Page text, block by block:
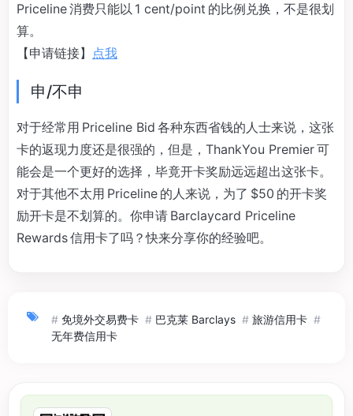
Priceline 消费只能以 1 cent/point 的比例兑换，不是很划
算。
【申请链接】 点我
申/不申
对于经常用 Priceline Bid 各种东西省钱的人士来说，这张
卡的返现力度还是很强的，但是，ThankYou Premier 可
能会是一个更好的选择，毕竟开卡奖励远远超出这张卡。
对于其他不太用 Priceline 的人来说，为了 $50 的开卡奖
励开卡是不划算的。你申请 Barclaycard Priceline
Rewards 信用卡了吗？快来分享你的经验吧。
# 免境外交易费卡 # 巴克莱 Barclays # 旅游信用卡 #
无年费信用卡